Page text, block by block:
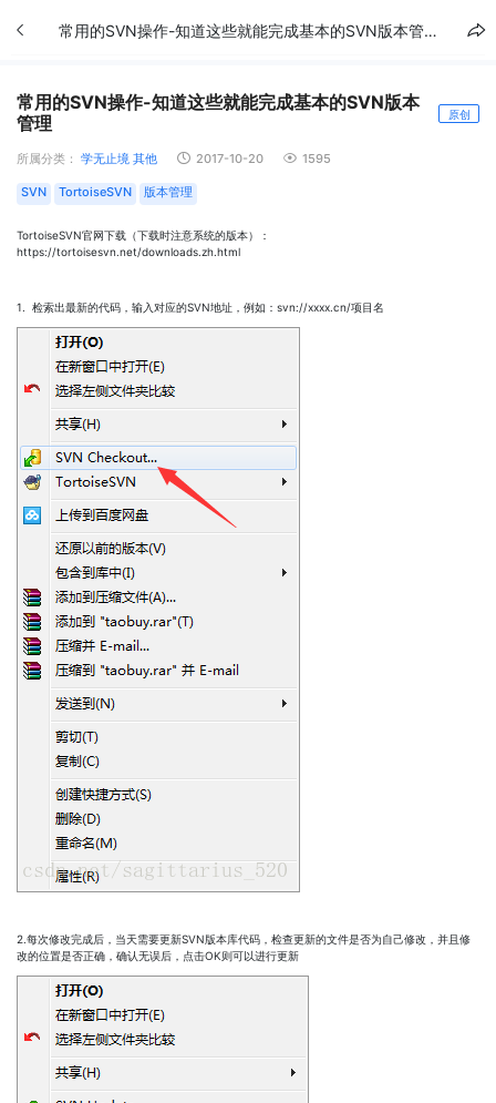
常用的SVN操作-知道这些就能完成基本的SVN版本管理
常用的SVN操作-知道这些就能完成基本的SVN版本
管理
原创
所属分类： 学无止境 其他 2017-10-20 1595
SVN TortoiseSVN 版本管理
TortoiseSVN官网下载（下载时注意系统的版本）：
https://tortoisesvn.net/downloads.zh.html
1. 检索出最新的代码，输入对应的SVN地址，例如：svn://xxxx.cn/项目名
2.每次修改完成后，当天需要更新SVN版本库代码，检查更新的文件是否为自己修改，并且修
改的位置是否正确，确认无误后，点击OK则可以进行更新